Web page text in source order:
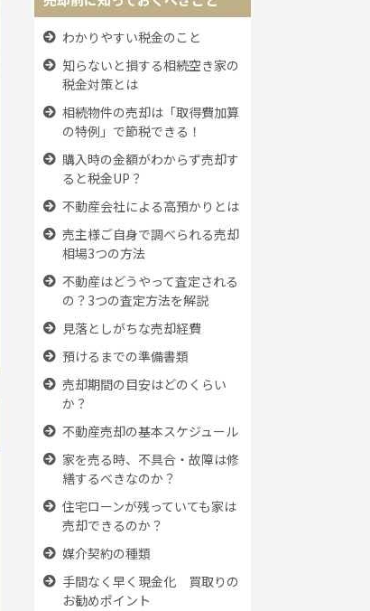
わかりやすい税金のこと
知らないと損する相続空き家の
税金対策とは
相続物件の売却は「取得費加算
の特例」で節税できる！
購入時の金額がわからず売却す
ると税金UP？
不動産会社による高預かりとは
売主様ご自身で調べられる売却
相場3つの方法
不動産はどうやって査定される
の？3つの査定方法を解説
見落としがちな売却経費
預けるまでの準備書類
売却期間の目安はどのくらい
か？
不動産売却の基本スケジュール
家を売る時、 不具合・故障は修
繕するべきなのか？
住宅ローンが残っていても家は
売却できるのか？
媒介契約の種類
手間なく早く現金化 買取りの
お勧めポイント